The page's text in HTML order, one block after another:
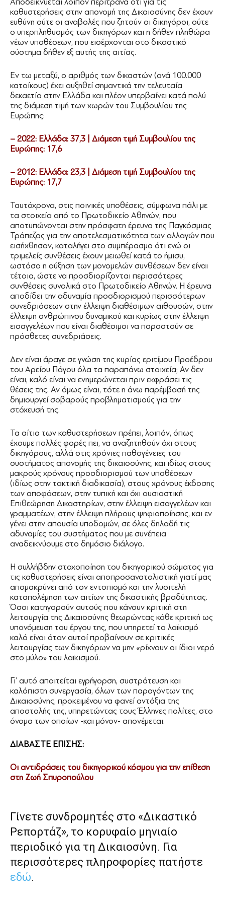
καθυστερήσεις στην απονομή της Δικαιοσύνης δεν έχουν
ευθύνη ούτε οι αναβολές που ζητούν οι δικηγόροι, ούτε
ο υπερπληθυσμός των δικηγόρων και η δήθεν πληθώρα
νέων υποθέσεων, που εισέρχονται στο δικαστικό
σύστημα δήθεν εξ αυτής της αιτίας.
Εν τω μεταξύ, ο αριθμός των δικαστών (ανά 100.000
κατοίκους) έχει αυξηθεί σημαντικά την τελευταία
δεκαετία στην Ελλάδα και πλέον υπερβαίνει κατά πολύ
της διάμεση τιμή των χωρών του Συμβουλίου της
Ευρώπης:
– 2022: Ελλάδα: 37,3 | Διάμεση τιμή Συμβουλίου της
Ευρώπης: 17,6
– 2012: Ελλάδα: 23,3 | Διάμεση τιμή Συμβουλίου της
Ευρώπης: 17,7
Ταυτόχρονα, στις ποινικές υποθέσεις, σύμφωνα πάλι με
τα στοιχεία από το Πρωτοδικείο Αθηνών, που
αποτυπώνονται στην πρόσφατη έρευνα της Παγκόσμιας
Τράπεζας για την αποτελεσματικότητα των αλλαγών που
εισήχθησαν, καταλήγει στο συμπέρασμα ότι ενώ οι
τριμελείς συνθέσεις έχουν μειωθεί κατά το ήμισυ,
ωστόσο η αύξηση των μονομελών συνθέσεων δεν είναι
τέτοια, ώστε να προσδιορίζονται περισσότερες
συνθέσεις συνολικά στο Πρωτοδικείο Αθηνών. Η έρευνα
αποδίδει την αδυναμία προσδιορισμού περισσότερων
συνεδριάσεων στην έλλειψη διαθέσιμων αιθουσών, στην
έλλειψη ανθρώπινου δυναμικού και κυρίως στην έλλειψη
εισαγγελέων που είναι διαθέσιμοι να παραστούν σε
πρόσθετες συνεδριάσεις.
Δεν είναι άραγε σε γνώση της κυρίας εριτίμου Προέδρου
του Αρείου Πάγου όλα τα παραπάνω στοιχεία; Αν δεν
είναι, καλό είναι να ενημερώνεται πριν εκφράσει τις
θέσεις της. Αν όμως είναι, τότε η άνω παρέμβασή της
δημιουργεί σοβαρούς προβληματισμούς για την
στόχευσή της.
Τα αίτια των καθυστερήσεων πρέπει, λοιπόν, όπως
έχουμε πολλές φορές πει, να αναζητηθούν όχι στους
δικηγόρους, αλλά στις χρόνιες παθογένειες του
συστήματος απονομής της δικαιοσύνης, και ιδίως στους
μακρούς χρόνους προσδιορισμού των υποθέσεων
(ιδίως στην τακτική διαδικασία), στους χρόνους έκδοσης
των αποφάσεων, στην τυπική και όχι ουσιαστική
Επιθεώρηση Δικαστηρίων, στην έλλειψη εισαγγελέων και
γραμματέων, στην έλλειψη πλήρους ψηφιοποίησης, και εν
γένει στην απουσία υποδομών, σε όλες δηλαδή τις
αδυναμίες του συστήματος που με συνέπεια
αναδεικνύουμε στο δημόσιο διάλογο.
Η συλλήβδην στοχοποίηση του δικηγορικού σώματος για
τις καθυστερήσεις είναι αποπροσανατολιστική γιατί μας
απομακρύνει από τον εντοπισμό και την λυσιτελή
καταπολέμηση των αιτίων της δικαστικής βραδύτητας.
Όσοι κατηγορούν αυτούς που κάνουν κριτική στη
λειτουργία της Δικαιοσύνης θεωρώντας κάθε κριτική ως
υπονόμευση του έργου της, που υπηρετεί το λαϊκισμό
καλό είναι όταν αυτοί προβαίνουν σε κριτικές
λειτουργίας των δικηγόρων να μην «ρίχνουν οι ίδιοι νερό
στο μύλο» του λαϊκισμού.
Γι’ αυτό απαιτείται εγρήγορση, συστράτευση και
καλόπιστη συνεργασία, όλων των παραγόντων της
Δικαιοσύνης, προκειμένου να φανεί αντάξια της
αποστολής της, υπηρετώντας τους Έλληνες πολίτες, στο
όνομα των οποίων -και μόνον- απονέμεται.
ΔΙΑΒΑΣΤΕ ΕΠΙΣΗΣ:
Οι αντιδράσεις του δικηγορικού κόσμου για την επίθεση
στη Ζωή Σπυροπούλου
Γίνετε συνδρομητές στο «Δικαστικό
Ρεπορτάζ», το κορυφαίο μηνιαίο
περιοδικό για τη Δικαιοσύνη. Για
περισσότερες πληροφορίες πατήστε
εδώ.